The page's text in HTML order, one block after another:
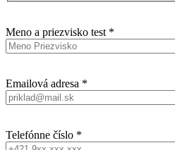
Meno a priezvisko test *
Emailová adresa *
Telefónne číslo *